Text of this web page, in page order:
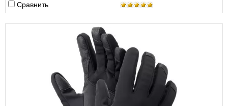
Сравнить